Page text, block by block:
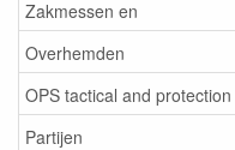
Zakmessen en
Overhemden
OPS tactical and protection
Partijen